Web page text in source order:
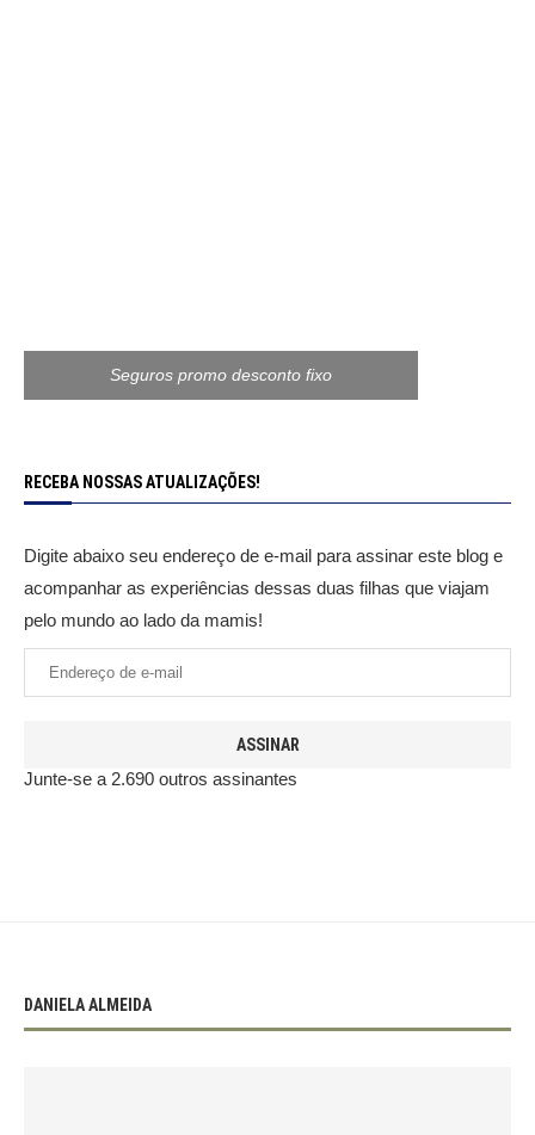
Seguros promo desconto fixo
RECEBA NOSSAS ATUALIZAÇÕES!
Digite abaixo seu endereço de e-mail para assinar este blog e
acompanhar as experiências dessas duas filhas que viajam
pelo mundo ao lado da mamis!
ASSINAR
Junte-se a 2.690 outros assinantes
DANIELA ALMEIDA